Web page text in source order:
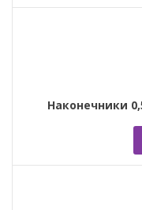
Наконечники